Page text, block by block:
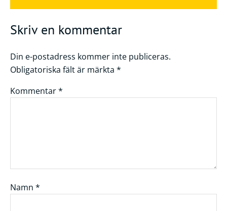
Skriv en kommentar
Din e-postadress kommer inte publiceras.
Obligatoriska fält är märkta *
Kommentar*
Namn *